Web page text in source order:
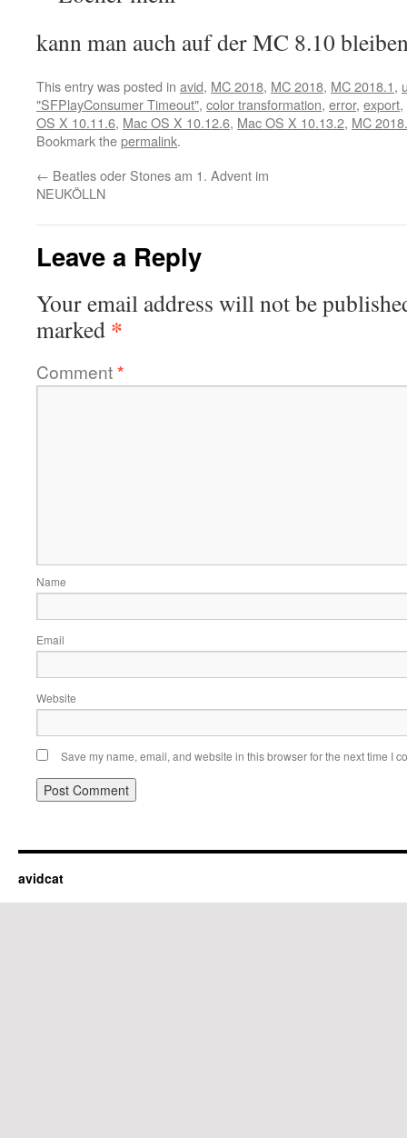
kann man auch auf der MC 8.10
This entry was posted in avid, MC 2018, MC 2018, MC 2018.1,
"SFPlayConsumer Timeout", color transformation, error, export,
OS X 10.11.6, Mac OS X 10.12.6, Mac OS X 10.13.2, MC
Bookmark thepermalink.
← Beatles oder Stones am 1. Advent im
NEUKÖLLN
Leave a Reply
Your email address will not be
marked *
Comment*
Name
Email
Website
Save my name, email, and website in this browser for the next time I
avidcat